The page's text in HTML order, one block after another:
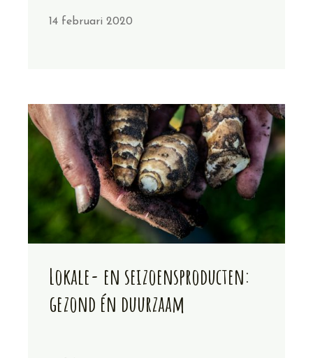
14 februari 2020
Lokale- en seizoensproducten:
gezond én duurzaam